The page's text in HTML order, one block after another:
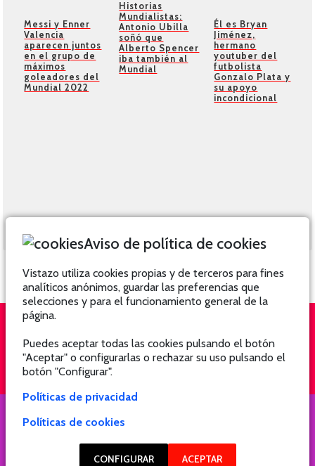
Messi y Enner
Valencia
aparecen juntos
en el grupo de
máximos
goleadores del
Mundial 2022
Historias
Mundialistas:
Antonio Ubilla
soñó que
Alberto Spencer
iba también al
Mundial
Él es Bryan
Jiménez,
hermano
youtuber del
futbolista
Gonzalo Plata y
su apoyo
incondicional
QUIÉNES SOMOS
Aviso de política de cookies
Vistazo utiliza cookies propias y de terceros para fines
analíticos anónimos, guardar las preferencias que
selecciones y para el funcionamiento general de la
página.
Puedes aceptar todas las cookies pulsando el botón
"Aceptar" o configurarlas o rechazar su uso pulsando el
botón "Configurar".
Políticas de privacidad
Políticas de cookies
CONFIGURAR ACEPTAR